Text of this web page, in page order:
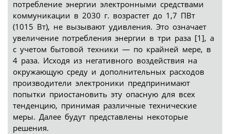
потребление энергии электронными средствами
коммуникации в 2030 г. возрастет до 1,7 ПВт
(1015 Вт), не вызывают удивления. Это означает
увеличение потребления энергии в три раза [1], а
с учетом бытовой техники — по крайней мере, в
4 раза. Исходя из негативного воздействия на
окружающую среду и дополнительных расходов
производители электроники предпринимают
попытки приостановить эту опасную для всех
тенденцию, принимая различные технические
меры. Далее будут представлены некоторые
решения.